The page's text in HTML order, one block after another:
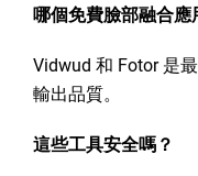
哪個免費臉部融合應
Vidwud 和 Fotor 是
輸出品質。
這些工具安全嗎？